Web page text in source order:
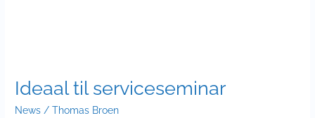
Ideaal til serviceseminar
News /Thomas Broen